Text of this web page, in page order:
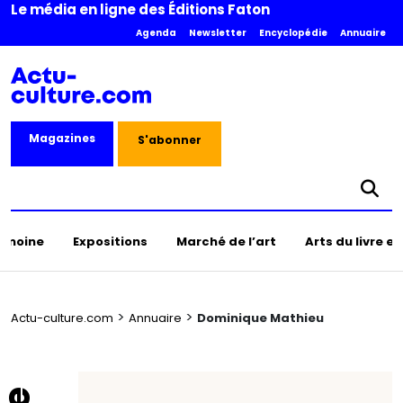
Le média en ligne des Éditions Faton
Agenda Newsletter Encyclopédie Annuaire
Magazines S'abonner
Expositions Marché de l’art Arts du livre
Actu-culture.com > Annuaire > Dominique Mathieu